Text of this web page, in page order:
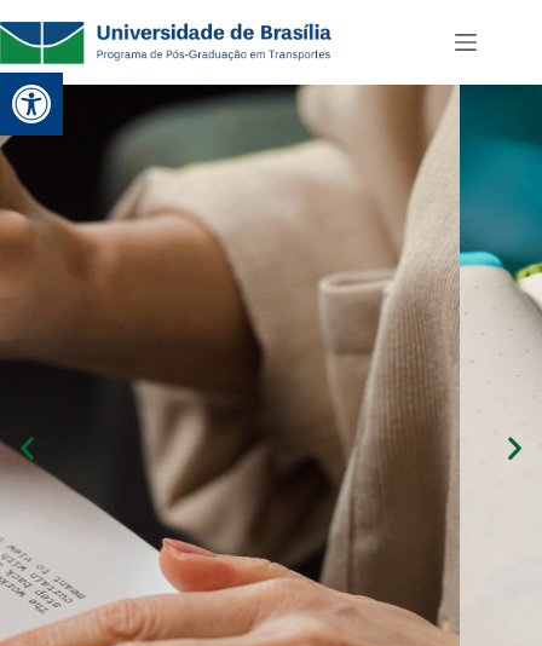
Abrir a barra de ferramentas